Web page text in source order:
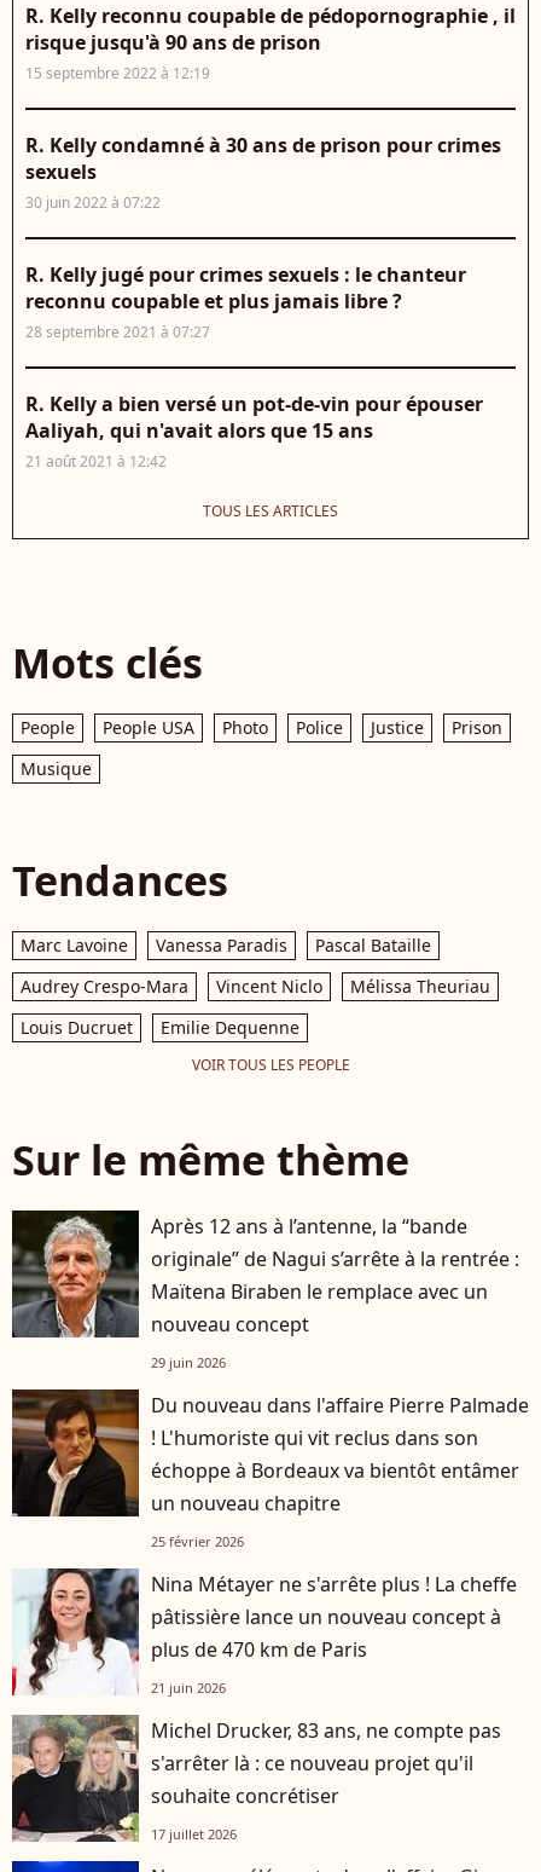
R. Kelly reconnu coupable de pédopornographie , il
risque jusqu'à 90 ans de prison
15 septembre 2022 à 12:19
R. Kelly condamné à 30 ans de prison pour crimes
sexuels
30 juin 2022 à 07:22
R. Kelly jugé pour crimes sexuels : le chanteur
reconnu coupable et plus jamais libre ?
28 septembre 2021 à 07:27
R. Kelly a bien versé un pot-de-vin pour épouser
Aaliyah, qui n'avait alors que 15 ans
21 août 2021 à 12:42
TOUS LES ARTICLES
Mots clés
People People USA Photo Police Justice
Prison
Musique
Tendances
Marc Lavoine Vanessa Paradis
Pascal Bataille
Audrey Crespo-Mara
Vincent Niclo
Mélissa Theuriau
Louis Ducruet
Emilie Dequenne
VOIR TOUS LES PEOPLE
Sur le même thème
Après 12 ans à l’antenne, la “bande
originale” de Nagui s’arrête à la rentrée :
Maïtena Biraben le remplace avec un
nouveau concept
29 juin 2026
Du nouveau dans l'affaire Pierre Palmade
! L'humoriste qui vit reclus dans son
échoppe à Bordeaux va bientôt entâmer
un nouveau chapitre
25 février 2026
Nina Métayer ne s'arrête plus ! La cheffe
pâtissière lance un nouveau concept à
plus de 470 km de Paris
21 juin 2026
Michel Drucker, 83 ans, ne compte pas
s'arrêter là : ce nouveau projet qu'il
souhaite concrétiser
17 juillet 2026